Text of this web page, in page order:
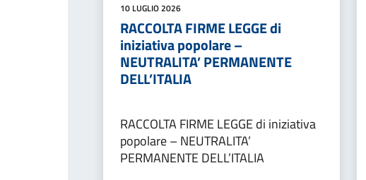
10 LUGLIO 2026
RACCOLTA FIRME LEGGE di
iniziativa popolare –
NEUTRALITA’ PERMANENTE
DELL’ITALIA
RACCOLTA FIRME LEGGE di iniziativa
popolare – NEUTRALITA’
PERMANENTE DELL’ITALIA